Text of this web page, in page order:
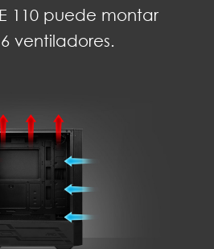
110 puede montar
ventiladores.